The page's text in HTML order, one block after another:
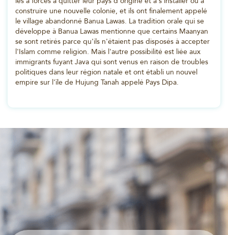
construire une nouvelle colonie, et ils ont finalement appelé
le village abandonné Banua Lawas. La tradition orale qui se
développe à Banua Lawas mentionne que certains Maanyan
se sont retirés parce qu'ils n'étaient pas disposés à accepter
l'Islam comme religion. Mais l'autre possibilité est liée aux
immigrants fuyant Java qui sont venus en raison de troubles
politiques dans leur région natale et ont établi un nouvel
empire sur l'île de Hujung Tanah appelé Pays Dipa.